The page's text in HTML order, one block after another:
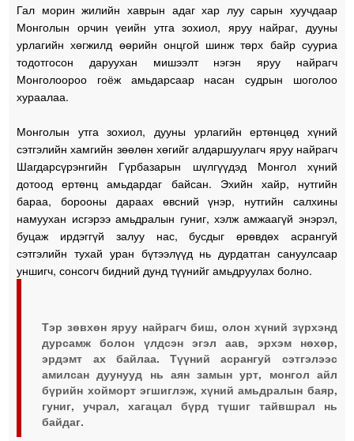
Гал морин жилийн хаврын адаг хар луу сарын хуучдаар
Монголын орчин үеийн утга зохиол, яруу найраг, дууны
урлагийн хөгжилд өөрийн онцгой шинж төрх байр сууриа
тодотгосон даруухан мишээлт нэгэн яруу найрагч
Монголоороо гоёж амьдарсаар насан судрын шоголоо
хураалаа.
Монголын утга зохиол, дууны урлагийн ертөнцөд хүний
сэтгэлийн хамгийн зөөлөн хөгийг алдаршуулагч яруу найрагч
Шагдарсүрэнгийн Гүрбазарын шүлгүүдэд Монгол хүний
дотоод ертөнц амьдардаг байсан. Эхийн хайр, нутгийн
бараа, борооны дараах өвсний үнэр, нутгийн салхины
намуухан исгэрээ амьдралын гуниг, хэлж амжаагүй энэрэл,
буцаж ирдэггүй залуу нас, бусдыг өрөвдөх асрангуй
сэтгэлийн тухай уран бүтээлүүд нь дурдатган сануулсаар
уншигч, сонсогч бидний дунд түүнийг амьдруулах болно.
Тэр зөвхөн яруу найрагч биш, олон хүний зүрхэнд
дурсамж болон үлдсэн эгэл аав, эрхэм нөхөр,
эрдэмт ах байлаа. Түүний асрангуй сэтгэлээс
амилсан дуунууд нь аян замын урт, монгол айл
бүрийн хойморт эгшиглэж, хүний амьдралын баяр,
гуниг, учрал, хагацал бүрд түшиг тайвшрал нь
байдаг.